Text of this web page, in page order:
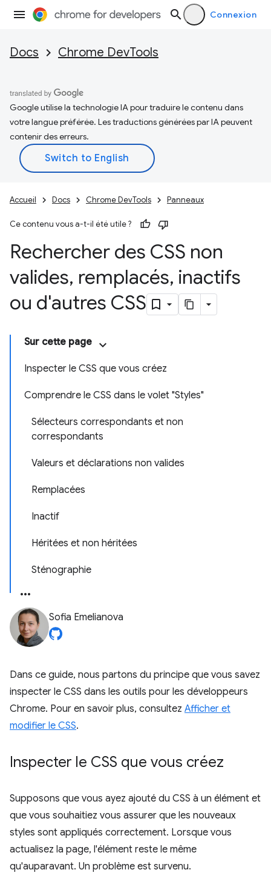
Connexion
Docs Chrome DevTools
Google utilise la technologie IA pour traduire le contenu dans
votre langue préférée. Les traductions générées par IA peuvent
contenir des erreurs.
Accueil Docs Chrome DevTools Panneaux
Ce contenu vous a-t-il été utile ?
Rechercher des CSS non
valides, remplacés, inactifs
ou d'autres CSS
Sur cette page
Inspecter le CSS que vous créez
Comprendre le CSS dans le volet "Styles"
Sélecteurs correspondants et non
correspondants
Valeurs et déclarations non valides
Remplacées
Inactif
Héritées et non héritées
Sténographie
Sofia Emelianova
Dans ce guide, nous partons du principe que vous savez
inspecter le CSS dans les outils pour les développeurs
Chrome. Pour en savoir plus, consultez Afficher et
modifier le CSS.
Inspecter le CSS que vous créez
Supposons que vous ayez ajouté du CSS à un élément et
que vous souhaitiez vous assurer que les nouveaux
styles sont appliqués correctement. Lorsque vous
actualisez la page, l'élément reste le même
qu'auparavant. Un problème est survenu.